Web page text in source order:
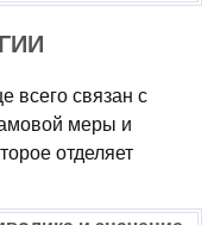
всего связан с
меры и
отделяет